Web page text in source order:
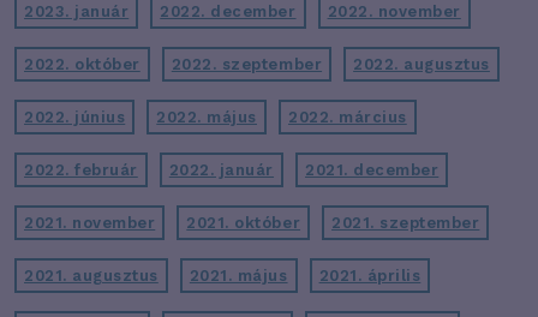
2023. január 2022. december 2022. november
2022. október 2022. szeptember 2022. augusztus
2022. június 2022. május 2022. március
2022. február 2022. január 2021. december
2021. november 2021. október 2021. szeptember
2021. augusztus 2021. május 2021. április